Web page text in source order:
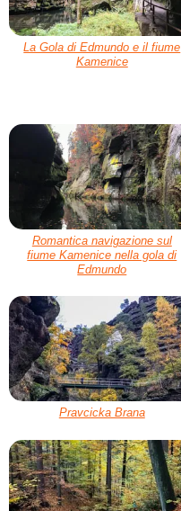
La Gola di Edmundo e il fiume
Kamenice
Romantica navigazione sul
fiume Kamenice nella gola di
Edmundo
Pravcicka Brana